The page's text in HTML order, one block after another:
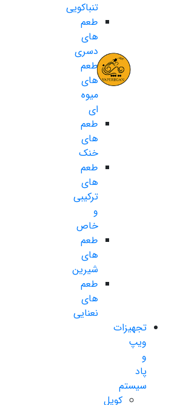
تنباکویی
طعم
های
دسری
طعم
های
میوه
ای
طعم
های
خنک
طعم
های
ترکیبی
و
خاص
طعم
های
شیرین
طعم
های
نعنایی
تجهیزات
ویپ
و
پاد
سیستم
کویل